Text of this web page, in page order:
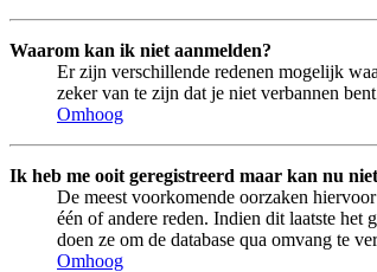
Waarom kan ik niet aanmelden?
Er zijn verschillende redenen mogelijk
zeker van te zijn dat je niet verbannen
Omhoog
Ik heb me ooit geregistreerd maar kan nu
De meest voorkomende oorzaken
één of andere reden. Indien dit laatste
doen ze om de database qua omvang te
Omhoog